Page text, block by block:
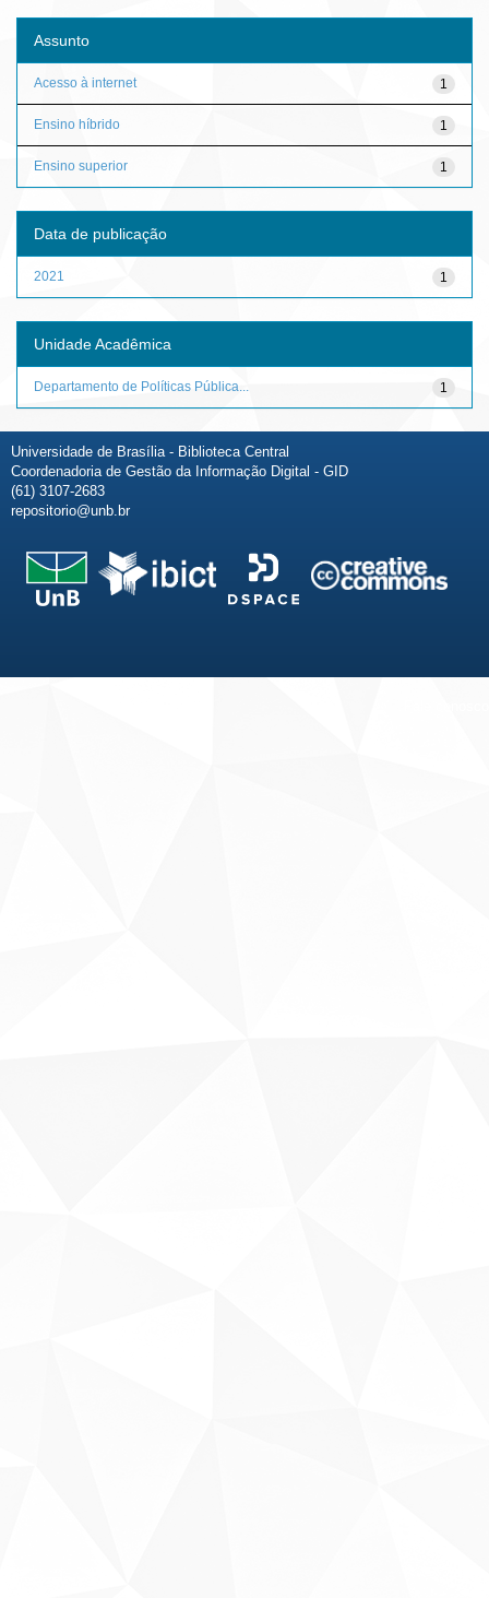
Assunto
1
Acesso à internet
1
Ensino híbrido
1
Ensino superior
Data de publicação
1
2021
Unidade Acadêmica
1
Departamento de Políticas Pública...
Universidade de Brasília - Biblioteca Central
Coordenadoria de Gestão da Informação Digital - GID
(61) 3107-2683
repositorio@unb.br